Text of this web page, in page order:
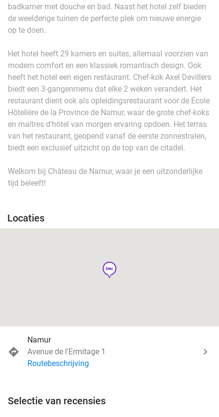
badkamer met douche en bad. Naast het hotel zelf bieden
de weelderige tuinen de perfecte plek om nieuwe energie
op te doen.
Het hotel heeft 29 kamers en suites, allemaal voorzien van
modern comfort en een klassiek romantisch design. Ook
heeft het hotel een eigen restaurant. Chef-kok Axel Devillers
biedt een 3-gangenmenu dat elke 2 weken verandert. Het
restaurant dient ook als opleidingsrestaurant voor de École
Hôtelière de la Province de Namur, waar de grote chef-koks
en maîtres d'hôtel van morgen ervaring opdoen. Het terras
van het restaurant, geopend vanaf de eerste zonnestralen,
biedt een exclusief uitzicht op de top van de citadel.
Welkom bij Château de Namur, waar je een uitzonderlijke
tijd beleeft!
Locaties
hotel
Namur
Avenue de l'Ermitage 1
Routebeschrijving
Selectie van recensies